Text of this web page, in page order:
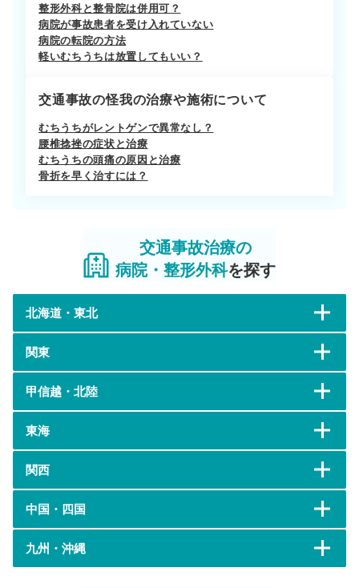
整形外科と整骨院は併用可？
病院が事故患者を受け入れていない
病院の転院の方法
軽いむちうちは放置してもいい？
交通事故の怪我の治療や施術について
むちうちがレントゲンで異常なし？
腰椎捻挫の症状と治療
むちうちの頭痛の原因と治療
骨折を早く治すには？
交通事故治療の
病院・整形外科を探す
北海道・東北
関東
甲信越・北陸
東海
関西
中国・四国
九州・沖縄